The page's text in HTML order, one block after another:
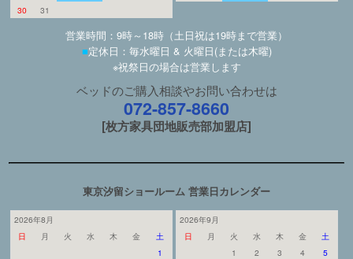
30
31
営業時間：9時～18時（土日祝は19時まで営業）
■定休日：毎水曜日 & 火曜日(または木曜)
※祝祭日の場合は営業します
ベッドのご購入相談やお問い合わせは
072-857-8660
[枚方家具団地販売部加盟店]
東京汐留ショールーム 営業日カレンダー
2026年8月
日
月 火 水 木 金
土
1
2026年9月
日
月 火 水 木 金
土
1
2 3 4
5